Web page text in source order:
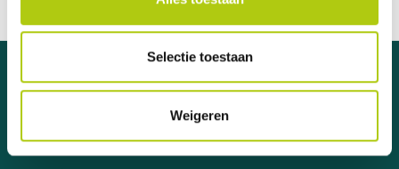
Selectie toestaan
Weigeren
Distributeur officiel des marques A